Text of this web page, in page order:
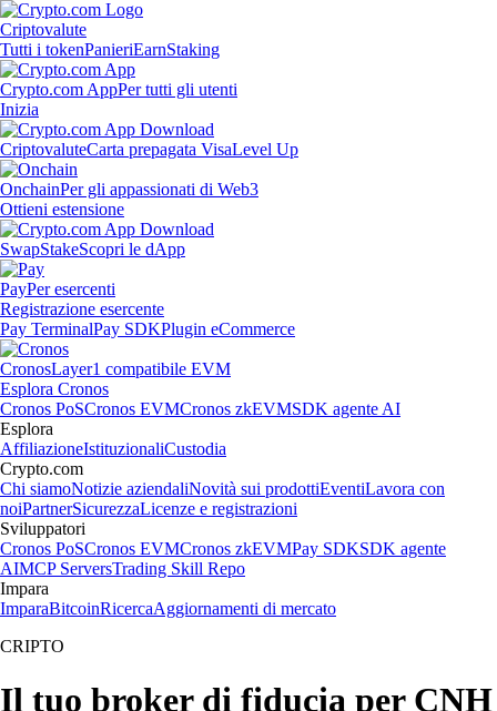
Criptovalute
Tutti i tokenPanieriEarnStaking
Crypto.com AppPer tutti gli utenti
Inizia
CriptovaluteCarta prepagata VisaLevel Up
OnchainPer gli appassionati di Web3
Ottieni estensione
SwapStakeScopri le dApp
PayPer esercenti
Registrazione esercente
Pay TerminalPay SDKPlugin eCommerce
CronosLayer1 compatibile EVM
Esplora Cronos
Cronos PoSCronos EVMCronos zkEVMSDK agente AI
Esplora
AffiliazioneIstituzionaliCustodia
Crypto.com
Chi siamoNotizie aziendaliNovità sui prodottiEventiLavora con
noiPartnerSicurezzaLicenze e registrazioni
Sviluppatori
Cronos PoSCronos EVMCronos zkEVMPay SDKSDK agente
AIMCP ServersTrading Skill Repo
Impara
ImparaBitcoinRicercaAggiornamenti di mercato
CRIPTO
Il tuo broker di fiducia per CNH